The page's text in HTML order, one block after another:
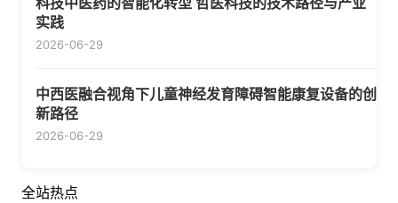
实践
2026-06-29
中西医融合视角下儿童神经发育障碍智能康复设备的创
新路径
2026-06-29
全站热点